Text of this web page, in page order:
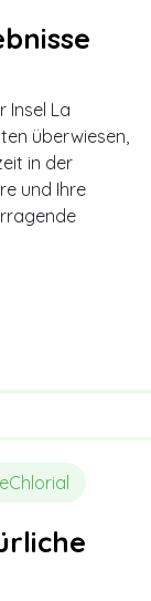
Insel La
überwiesen,
in der
und Ihre